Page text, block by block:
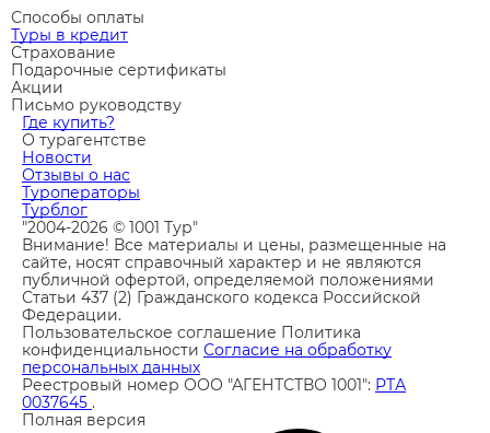
Способы оплаты
Туры в кредит
Страхование
Подарочные сертификаты
Акции
Письмо руководству
Где купить?
О турагентстве
Новости
Отзывы о нас
Туроператоры
Турблог
"2004-2026 © 1001 Тур"
Внимание! Все материалы и цены, размещенные на
сайте, носят справочный характер и не являются
публичной офертой, определяемой положениями
Статьи 437 (2) Гражданского кодекса Российской
Федерации.
Пользовательское соглашение Политика
конфиденциальности Согласие на обработку
персональных данных
Реестровый номер ООО "АГЕНТСТВО 1001": РТА
0037645 .
Полная версия